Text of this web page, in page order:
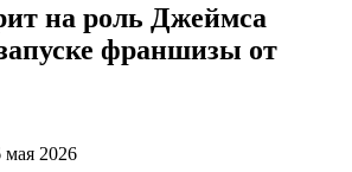
на роль Джеймса
франшизы от
мая 2026